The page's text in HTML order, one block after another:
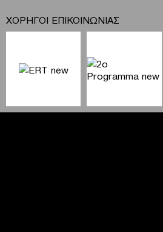
ΧΟΡΗΓΟΙ ΕΠΙΚΟΙΝΩΝΙΑΣ